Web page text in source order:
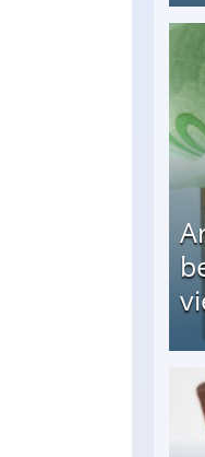
man es und